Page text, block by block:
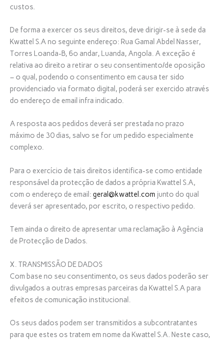
custos.
De forma a exercer os seus direitos, deve dirigir-se à sede da
Kwattel S.A no seguinte endereço: Rua Gamal Abdel Nasser,
Torres Loanda-B, 6º andar, Luanda, Angola. A exceção é
relativa ao direito a retirar o seu consentimento/de oposição
– o qual, podendo o consentimento em causa ter sido
providenciado via formato digital, poderá ser exercido através
do endereço de email infra indicado.
A resposta aos pedidos deverá ser prestada no prazo
máximo de 30 dias, salvo se for um pedido especialmente
complexo.
Para o exercício de tais direitos identifica-se como entidade
responsável da protecção de dados a própria Kwattel S.A,
com o endereço de email: geral@kwattel.com junto do qual
deverá ser apresentado, por escrito, o respectivo pedido.
Tem ainda o direito de apresentar uma reclamação à Agência
de Protecção de Dados.
X. TRANSMISSÃO DE DADOS
Com base no seu consentimento, os seus dados poderão ser
divulgados a outras empresas parceiras da Kwattel S.A para
efeitos de comunicação institucional.
Os seus dados podem ser transmitidos a subcontratantes
para que estes os tratem em nome da Kwattel S.A. Neste caso,